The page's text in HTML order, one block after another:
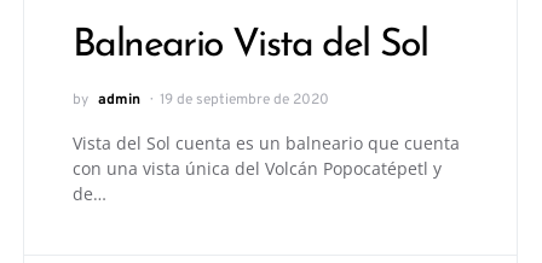
Balneario Vista del Sol
by admin 19 de septiembre de 2020
Vista del Sol cuenta es un balneario que cuenta
con una vista única del Volcán Popocatépetl y
de…